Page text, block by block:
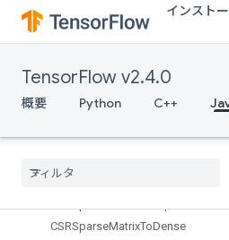
インスト
TensorFlow v2.4.0
概要 Python C++
ats
BoostedTreesUpdateEnsemble
BoostedTreesUpdateEnsembleV2
BroadcastGradientArgs
CSRSparseMatrixToDense